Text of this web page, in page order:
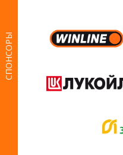
СПОНСОРЫ